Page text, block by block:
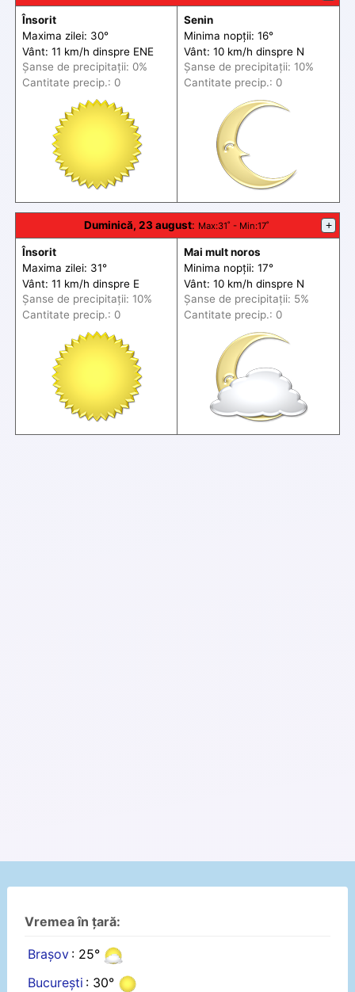
Însorit
Maxima zilei: 30°
Vânt: 11 km/h dinspre ENE
Șanse de precipitații: 0%
Cantitate precip.: 0
Senin
Minima nopții: 16°
Vânt: 10 km/h dinspre N
Șanse de precipitații: 10%
Cantitate precip.: 0
Duminică, 23 august: Max:31˚ - Min:17˚ +
Însorit
Maxima zilei: 31°
Vânt: 11 km/h dinspre E
Șanse de precipitații: 10%
Cantitate precip.: 0
Mai mult noros
Minima nopții: 17°
Vânt: 10 km/h dinspre N
Șanse de precipitații: 5%
Cantitate precip.: 0
Vremea în țară:
Brașov : 25°
București : 30°